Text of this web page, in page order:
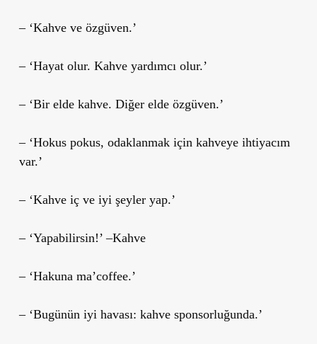
– ‘Kahve ve özgüven.’
– ‘Hayat olur. Kahve yardımcı olur.’
– ‘Bir elde kahve. Diğer elde özgüven.’
– ‘Hokus pokus, odaklanmak için kahveye ihtiyacım
var.’
– ‘Kahve iç ve iyi şeyler yap.’
– ‘Yapabilirsin!’ –Kahve
– ‘Hakuna ma’coffee.’
– ‘Bugünün iyi havası: kahve sponsorluğunda.’